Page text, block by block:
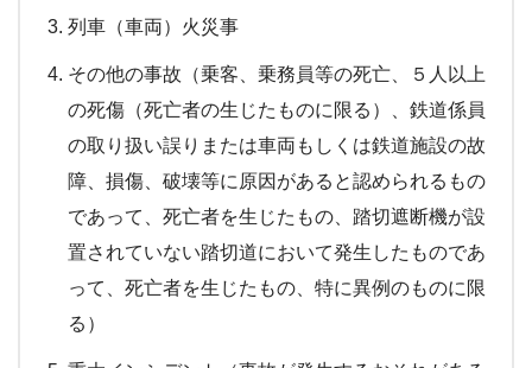
列車（車両）火災事
その他の事故（乗客、乗務員等の死亡、５人以上
の死傷（死亡者の生じたものに限る）、鉄道係員
の取り扱い誤りまたは車両もしくは鉄道施設の故
障、損傷、破壊等に原因があると認められるもの
であって、死亡者を生じたもの、踏切遮断機が設
置されていない踏切道において発生したものであ
って、死亡者を生じたもの、特に異例のものに限
る）